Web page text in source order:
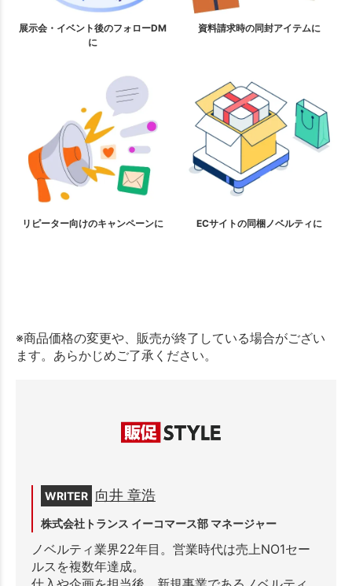
展示会・イベント後のフォローDM
に
資料請求時の同封アイテムに
リピーター向けのキャンペーンに ECサイトの同梱ノベルティに
※商品価格の変更や、販売が終了している場合がござい
ます。あらかじめご了承ください。
WRITER 向井 章浩
株式会社トランス イーコマース部 マネージャー
ノベルティ業界22年目。営業時代は売上NO1セー
ルスを複数年達成。